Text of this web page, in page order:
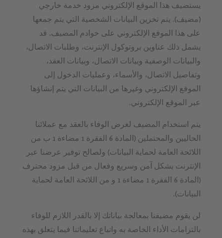
يستضيف هذا الموقع الإلكتروني مزود خدمة خارجي
(مضيف). يتم تخزين البيانات الشخصية التي يتم جمعها
على هذا الموقع الإلكتروني على خوادم المضيف. قد
يشمل ذلك عناوين بروتوكول الإنترنت، وطلبات الاتصال،
والبيانات الوصفية وبيانات الاتصال، وبيانات العقد،
وتفاصيل الاتصال، والأسماء، وعمليات الدخول إلى
الموقع الإلكتروني وغيرها من البيانات التي يتم إنشاؤها
عبر الموقع الإلكتروني.
يتم استخدام المضيف لغرض الوفاء بالعقد مع عملائنا
الحاليين والمحتملين (المادة 6 الفقرة 1 مضاءة 1 ب من
اللائحة العامة لحماية البيانات) ولصالح توفير عرضنا عبر
الإنترنت بشكل آمن وسريع وفعال من قبل مزود محترف
(المادة 6 الفقرة 1 مضاءة 1 و من اللائحة العامة لحماية
البيانات).
لن يقوم مضيفنا بمعالجة بياناتك إلا بالقدر اللازم للوفاء
بالتزامات الأداء الخاصة به واتباع تعليماتنا فيما يتعلق بهذه